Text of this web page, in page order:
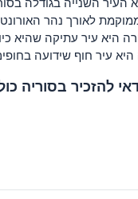
השנייה בגודלה בסוריה וידועה
לאורך נהר
היא עיר עתיקה שהיא
עיר חוף שידועה
להזכיר בסוריה